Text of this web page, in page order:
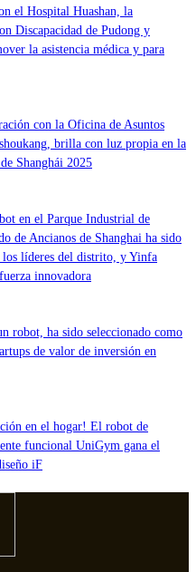
el Hospital Huashan, la
Discapacidad de Pudong y
la asistencia médica y para
con la Oficina de Asuntos
brilla con luz propia en la
Shanghái 2025
en el Parque Industrial de
de Ancianos de Shanghai ha sido
los líderes del distrito, y Yinfa
innovadora
robot, ha sido seleccionado como
de valor de inversión en
en el hogar! El robot de
funcional UniGym gana el
iF